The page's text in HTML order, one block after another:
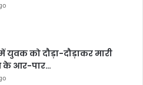
में युवक को दौड़ा-दौड़ाकर मारी
के आर-पार…